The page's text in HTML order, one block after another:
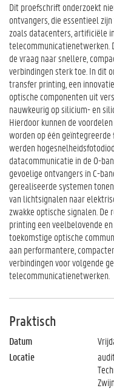
Dit proefschrift onderzoekt
ontvangers, die essentieel
zoals datacenters, artificiële
telecommunicatienetwerken.
de vraag naar snellere,
verbindingen sterk toe. In dit
transfer printing, een
optische componenten uit
nauwkeurig op silicium- en
Hierdoor kunnen de
worden op één
werden
datacommunicatie in de O-
gevoelige ontvangers in C-
gerealiseerde systemen
van lichtsignalen naar
zwakke optische signalen.
printing een veelbelovende
toekomstige optische
aan performantere,
verbindingen voor volgende
telecommunicatienetwerken.
Praktisch
Datum
Locatie